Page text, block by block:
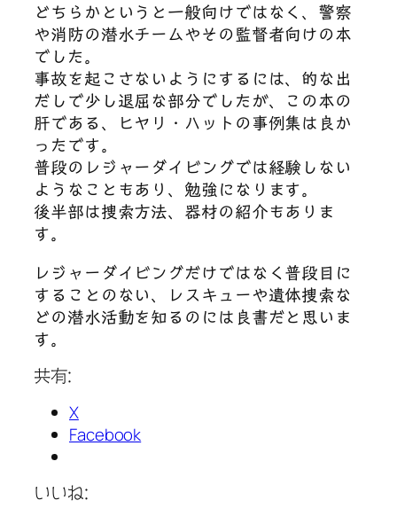
どちらかというと一般向けではなく、警察
や消防の潜水チームやその監督者向けの本
でした。
事故を起こさないようにするには、的な出
だしで少し退屈な部分でしたが、この本の
肝である、ヒヤリ・ハットの事例集は良か
ったです。
普段のレジャーダイビングでは経験しない
ようなこともあり、勉強になります。
後半部は捜索方法、器材の紹介もありま
す。
レジャーダイビングだけではなく普段目に
することのない、レスキューや遺体捜索な
どの潜水活動を知るのには良書だと思いま
す。
共有:
X
Facebook
いいね: